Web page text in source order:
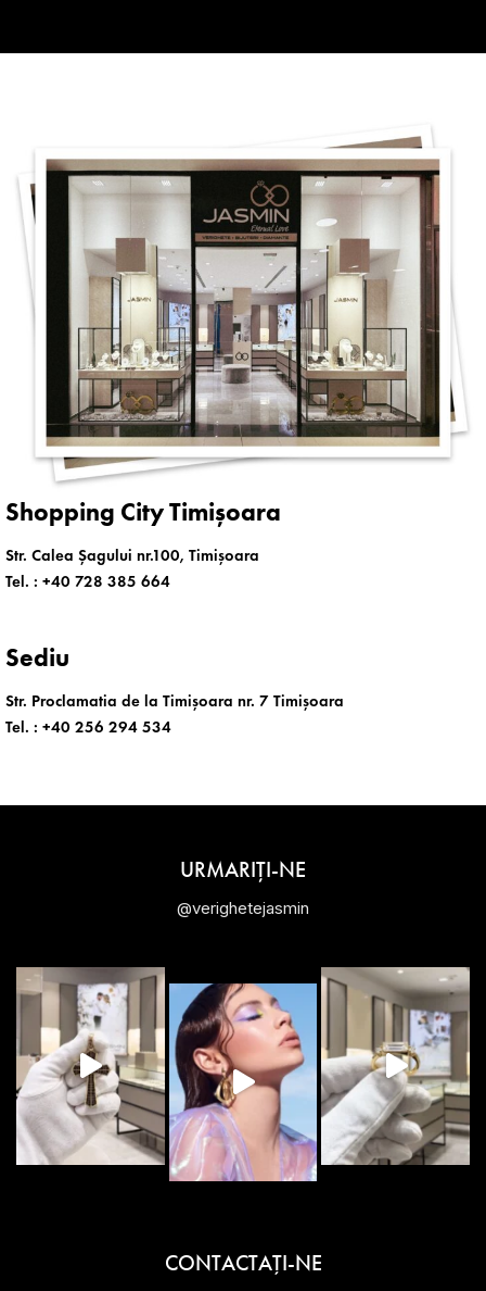
Shopping City Timișoara
Str. Calea Șagului nr.100, Timișoara
Tel. : +40 728 385 664
Sediu
Str. Proclamatia de la Timișoara nr. 7 Timișoara
Tel. : +40 256 294 534
URMARIȚI-NE
@verighetejasmin
CONTACTAŢI-NE